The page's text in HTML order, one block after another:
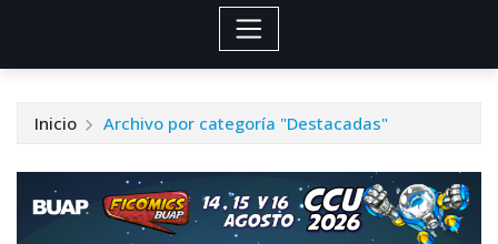
Inicio Archivo por categoría "Destacadas"